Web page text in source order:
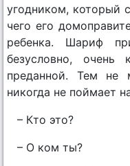
угодником, который
чего его
ребенка. Шариф
безусловно, очень
преданной. Тем не
никогда не поймает
– Кто это?
– О ком ты?